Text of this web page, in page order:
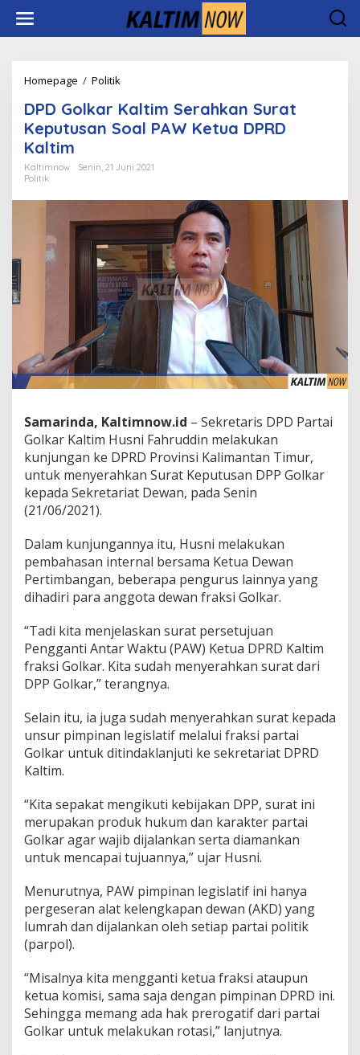
konten
Homepage / Politik
Kaltim
Serahkan
Surat
Soal
Kaltim
DPD Golkar Kaltim Serahkan Surat
Keputusan Soal PAW Ketua DPRD
Kaltim
Kaltimnow
Senin, 21 Juni 2021
Politik
Samarinda, Kaltimnow.id – Sekretaris DPD Partai
Golkar Kaltim Husni Fahruddin melakukan
kunjungan ke DPRD Provinsi Kalimantan Timur,
untuk menyerahkan Surat Keputusan DPP Golkar
kepada Sekretariat Dewan, pada Senin
(21/06/2021).
Dalam kunjungannya itu, Husni melakukan
pembahasan internal bersama Ketua Dewan
Pertimbangan, beberapa pengurus lainnya yang
dihadiri para anggota dewan fraksi Golkar.
“Tadi kita menjelaskan surat persetujuan
Pengganti Antar Waktu (PAW) Ketua DPRD Kaltim
fraksi Golkar. Kita sudah menyerahkan surat dari
DPP Golkar,” terangnya.
Selain itu, ia juga sudah menyerahkan surat kepada
unsur pimpinan legislatif melalui fraksi partai
Golkar untuk ditindaklanjuti ke sekretariat DPRD
Kaltim.
“Kita sepakat mengikuti kebijakan DPP, surat ini
merupakan produk hukum dan karakter partai
Golkar agar wajib dijalankan serta diamankan
untuk mencapai tujuannya,” ujar Husni.
Menurutnya, PAW pimpinan legislatif ini hanya
pergeseran alat kelengkapan dewan (AKD) yang
lumrah dan dijalankan oleh setiap partai politik
(parpol).
“Misalnya kita mengganti ketua fraksi ataupun
ketua komisi, sama saja dengan pimpinan DPRD ini.
Sehingga memang ada hak prerogatif dari partai
Golkar untuk melakukan rotasi,” lanjutnya.